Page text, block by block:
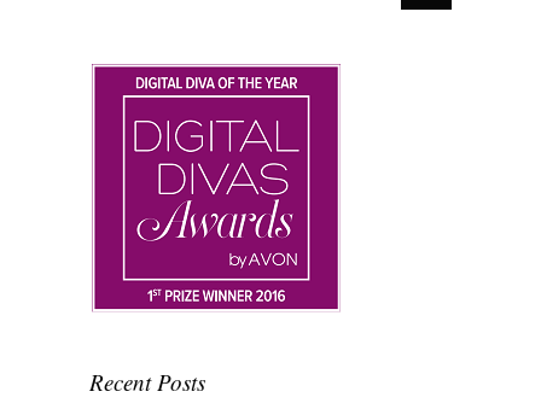
Recent Posts